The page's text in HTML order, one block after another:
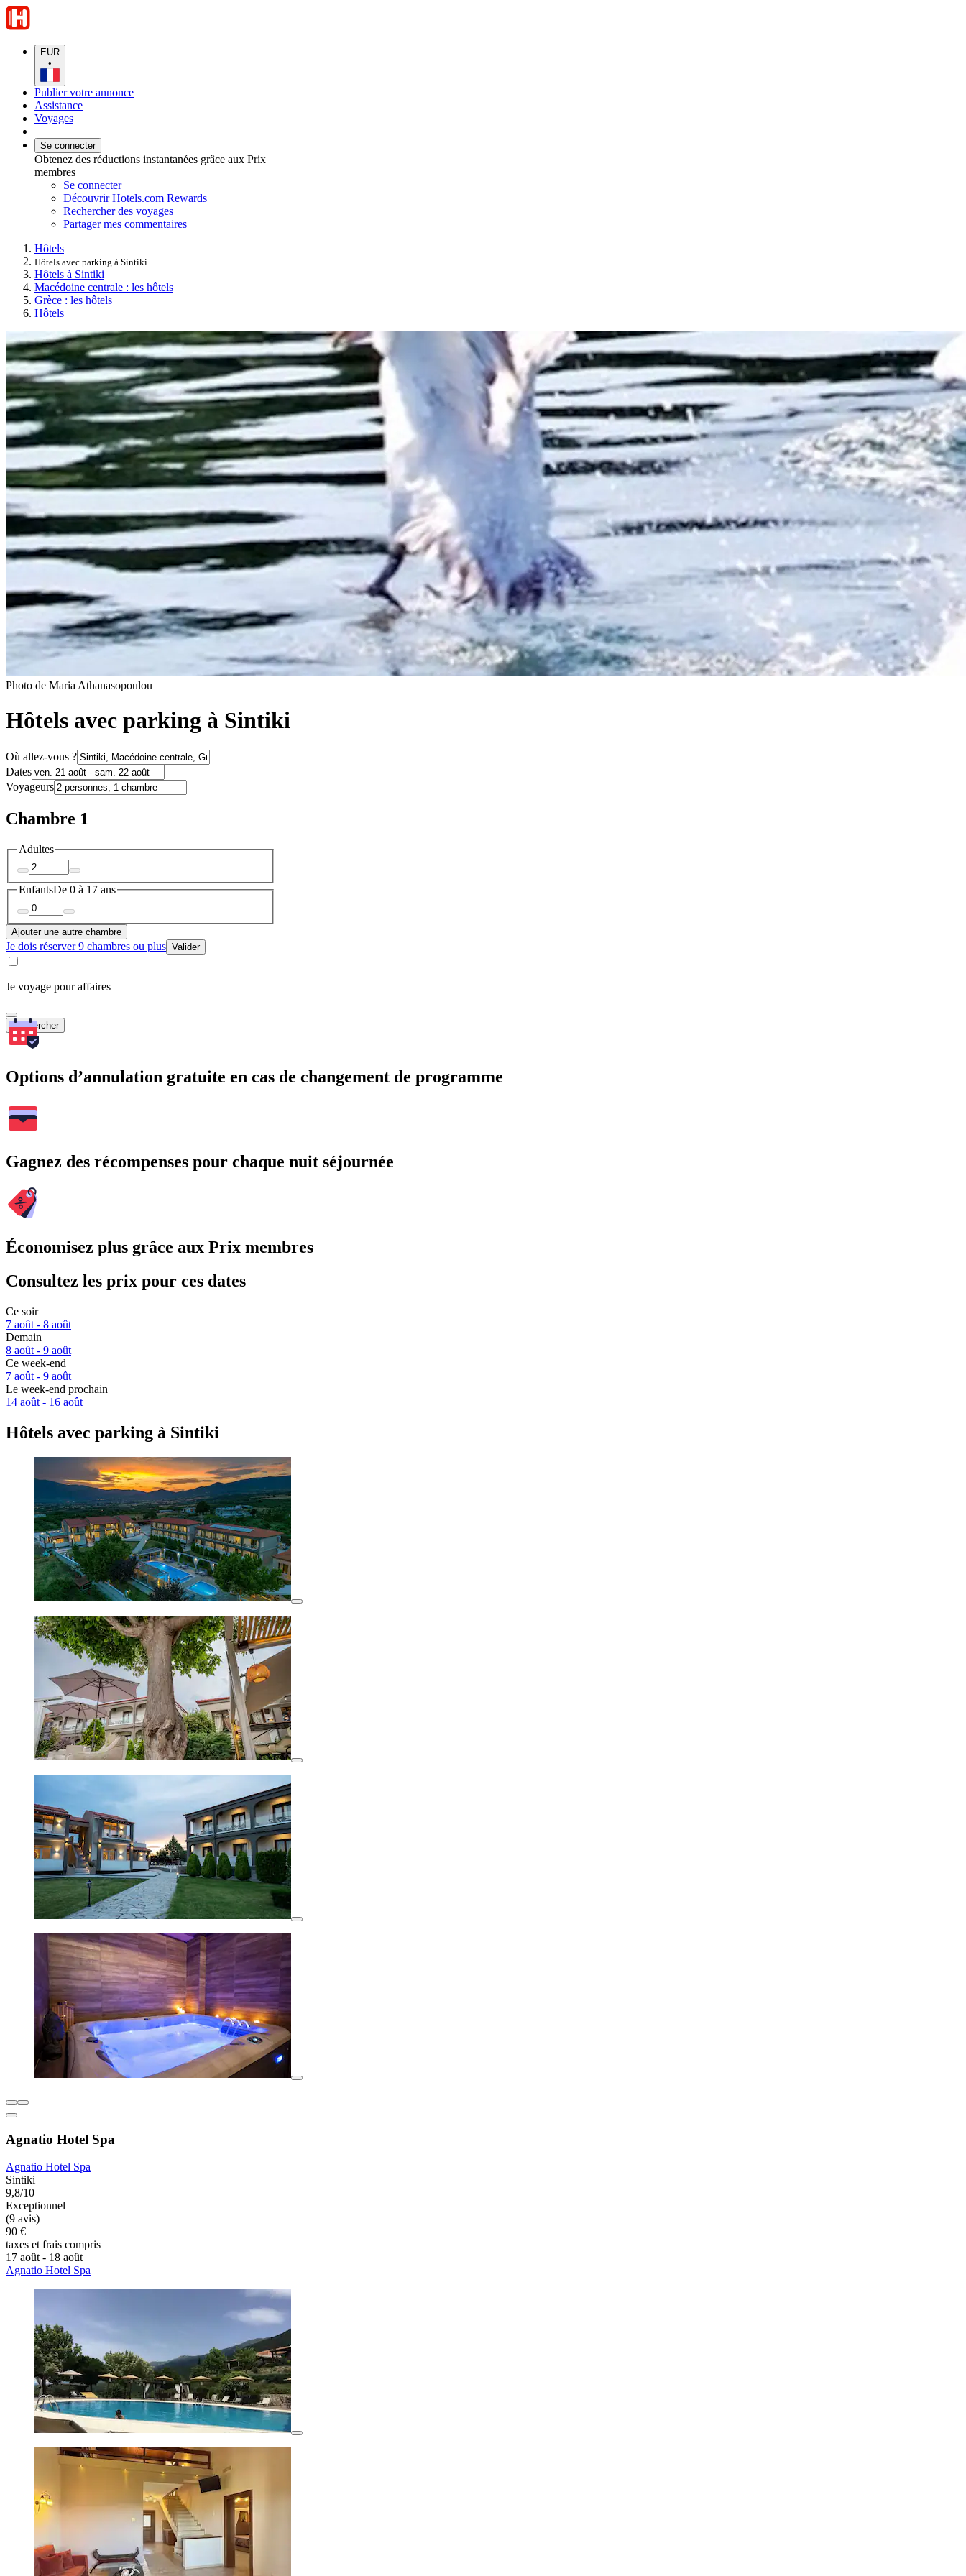
EUR
•
Publier votre annonce
Assistance
Voyages
Se connecter
Obtenez des réductions instantanées grâce aux Prix
membres
Se connecter
Découvrir Hotels.com Rewards
Rechercher des voyages
Partager mes commentaires
Hôtels
Hôtels avec parking à Sintiki
Hôtels à Sintiki
Macédoine centrale : les hôtels
Grèce : les hôtels
Hôtels
Photo de Maria Athanasopoulou
Hôtels avec parking à Sintiki
Où allez-vous ?
Dates
Voyageurs
Chambre 1
Adultes
EnfantsDe 0 à 17 ans
Ajouter une autre chambre
Je dois réserver 9 chambres ou plus Valider
Je voyage pour affaires
Rechercher
Options d’annulation gratuite en cas de changement de programme
Gagnez des récompenses pour chaque nuit séjournée
Économisez plus grâce aux Prix membres
Consultez les prix pour ces dates
Ce soir
7 août - 8 août
Demain
8 août - 9 août
Ce week-end
7 août - 9 août
Le week-end prochain
14 août - 16 août
Hôtels avec parking à Sintiki
Agnatio Hotel Spa
Agnatio Hotel Spa
Sintiki
9,8/10
Exceptionnel
(9 avis)
90 €
taxes et frais compris
17 août - 18 août
Agnatio Hotel Spa